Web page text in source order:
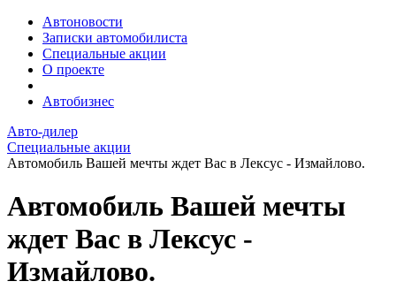
Автоновости
Записки автомобилиста
Специальные акции
О проекте
Автобизнес
Авто-дилер
Специальные акции
Автомобиль Вашей мечты ждет Вас в Лексус - Измайлово.
Автомобиль Вашей мечты
ждет Вас в Лексус -
Измайлово.